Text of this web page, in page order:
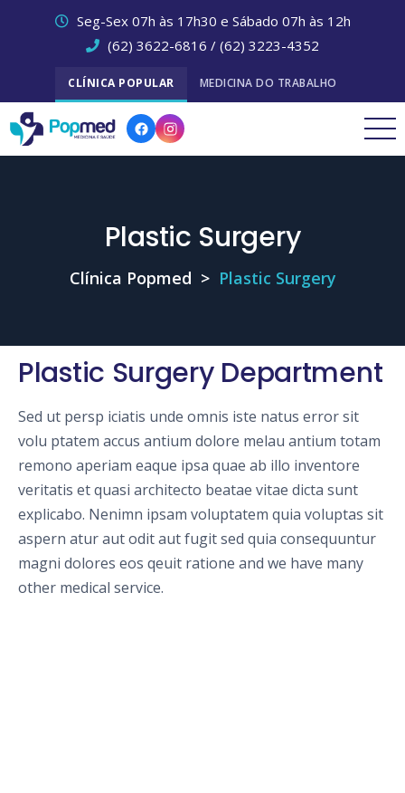
Seg-Sex 07h às 17h30 e Sábado 07h às 12h
(62) 3622-6816 / (62) 3223-4352
CLÍNICA POPULAR MEDICINA DO TRABALHO
Plastic Surgery
Clínica Popmed > Plastic Surgery
Plastic Surgery Department
Sed ut persp iciatis unde omnis iste natus error sit
volu ptatem accus antium dolore melau antium totam
remono aperiam eaque ipsa quae ab illo inventore
veritatis et quasi architecto beatae vitae dicta sunt
explicabo. Nenimn ipsam voluptatem quia voluptas sit
aspern atur aut odit aut fugit sed quia consequuntur
magni dolores eos qeuit ratione and we have many
other medical service.